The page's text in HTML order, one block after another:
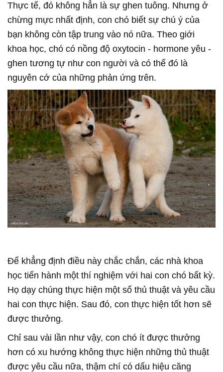
Thực tế, đó không hẳn là sự ghen tuông. Nhưng ở
chừng mực nhất định, con chó biết sự chú ý của
bạn không còn tập trung vào nó nữa. Theo giới
khoa học, chó có nồng độ oxytocin - hormone yêu -
ghen tương tự như con người và có thể đó là
nguyên cớ của những phản ứng trên.
Để khẳng định điều này chắc chắn, các nhà khoa
học tiến hành một thí nghiệm với hai con chó bất kỳ.
Họ dạy chúng thực hiện một số thủ thuật và yêu cầu
hai con thực hiện. Sau đó, con thực hiện tốt hơn sẽ
được thưởng.
Chỉ sau vài lần như vậy, con chó ít được thưởng
hơn có xu hướng không thực hiện những thủ thuật
được yêu cầu nữa, thậm chí có dấu hiệu căng